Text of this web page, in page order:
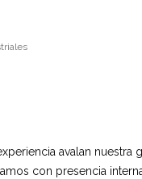
avalan nuestra
con presencia